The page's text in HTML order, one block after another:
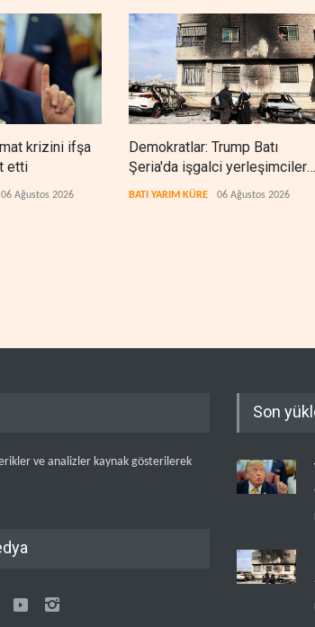
krizini ifşa
etti
06 Ağustos 2026
Demokratlar: Trump Batı
Şeria'da işgalci yerleşimcilere
cezasızlık sağladı
BATI YARIM KÜRE 06 Ağustos 2026
ve analizler kaynak gösterilerek
Son